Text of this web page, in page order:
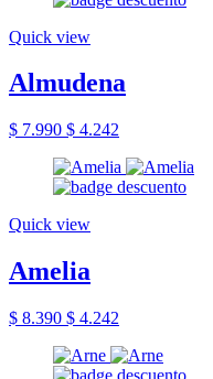
Quick view
Almudena
$ 7.990 $ 4.242
Quick view
Amelia
$ 8.390 $ 4.242